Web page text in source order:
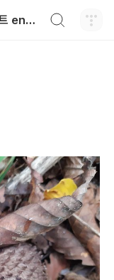
와일드진생WG엔터테인먼트 entertainment